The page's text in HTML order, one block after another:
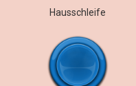
Hausschleife